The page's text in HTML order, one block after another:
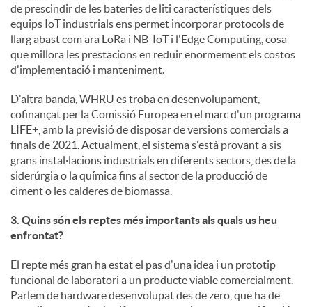
de prescindir de les bateries de liti característiques dels
equips IoT industrials ens permet incorporar protocols de
llarg abast com ara LoRa i NB-IoT i l'Edge Computing, cosa
que millora les prestacions en reduir enormement els costos
d'implementació i manteniment.
D'altra banda, WHRU es troba en desenvolupament,
cofinançat per la Comissió Europea en el marc d'un programa
LIFE+, amb la previsió de disposar de versions comercials a
finals de 2021. Actualment, el sistema s'està provant a sis
grans instal·lacions industrials en diferents sectors, des de la
siderúrgia o la química fins al sector de la producció de
ciment o les calderes de biomassa.
3. Quins són els reptes més importants als quals us heu
enfrontat?
El repte més gran ha estat el pas d'una idea i un prototip
funcional de laboratori a un producte viable comercialment.
Parlem de hardware desenvolupat des de zero, que ha de